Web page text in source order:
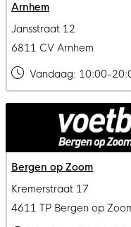
Arnhem
Jansstraat 12
6811 CV Arnhem
Vandaag: 10:00-
Bergen op Zoom
Kremerstraat 17
4611 TP Bergen op